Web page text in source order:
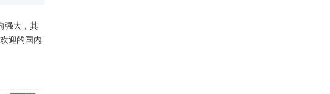
强大，其
迎的国内